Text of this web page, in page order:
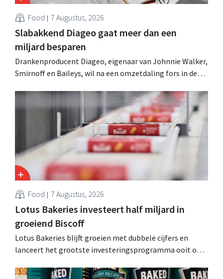
Food 7 Augustus, 2026
Slabakkend Diageo gaat meer dan een
miljard besparen
Drankenproducent Diageo, eigenaar van Johnnie Walker,
Smirnoff en Baileys, wil na een omzetdaling fors in de
andere Guiness en voorgemixte cocktails.
Food 7 Augustus, 2026
Lotus Bakeries investeert half miljard in
groeiend Biscoff
Lotus Bakeries blijft groeien met dubbele cijfers en
lanceert het grootste investeringsprogramma ooit om
moeten dit momentum grijpen”.